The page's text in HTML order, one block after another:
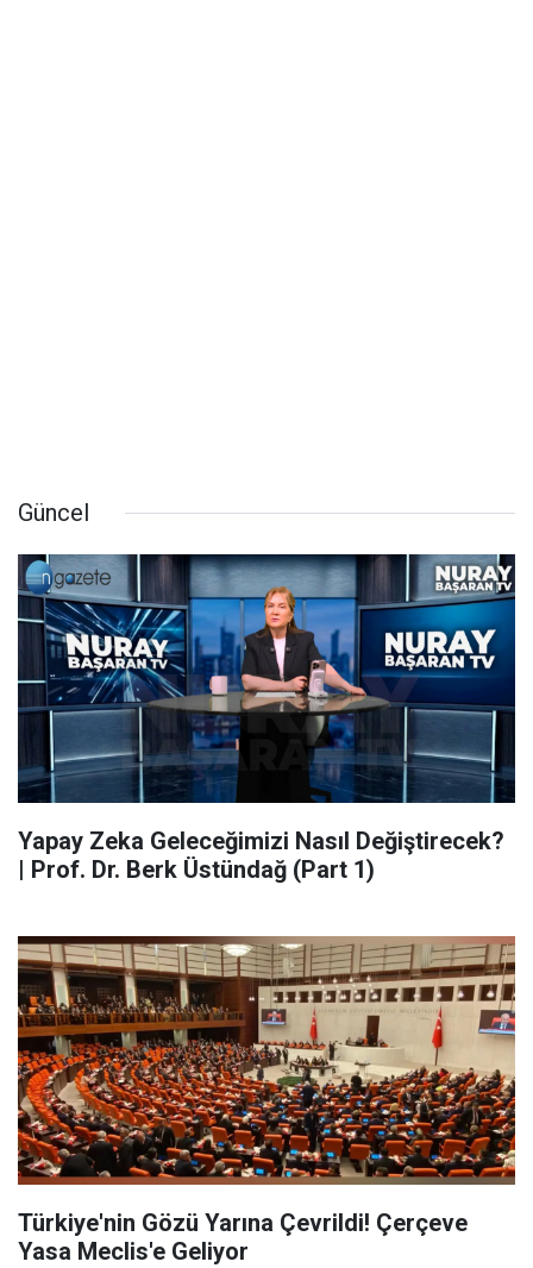
Güncel
Yapay Zeka Geleceğimizi Nasıl Değiştirecek?
| Prof. Dr. Berk Üstündağ (Part 1)
Türkiye'nin Gözü Yarına Çevrildi! Çerçeve
Yasa Meclis'e Geliyor